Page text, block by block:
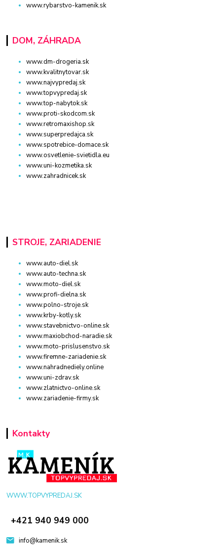
www.rybarstvo-kamenik.sk
DOM, ZÁHRADA
www.dm-drogeria.sk
www.kvalitnytovar.sk
www.najvypredaj.sk
www.topvypredaj.sk
www.top-nabytok.sk
www.proti-skodcom.sk
www.retromaxishop.sk
www.superpredajca.sk
www.spotrebice-domace.sk
www.osvetlenie-svietidla.eu
www.uni-kozmetika.sk
www.zahradnicek.sk
STROJE, ZARIADENIE
www.auto-diel.sk
www.auto-techna.sk
www.moto-diel.sk
www.profi-dielna.sk
www.polno-stroje.sk
www.krby-kotly.sk
www.stavebnictvo-online.sk
www.maxiobchod-naradie.sk
www.moto-prislusenstvo.sk
www.firemne-zariadenie.sk
www.nahradnediely.online
www.uni-zdrav.sk
www.zlatnictvo-online.sk
www.zariadenie-firmy.sk
Kontakty
WWW.TOPVYPREDAJ.SK
+421 940 949 000
info@kamenik.sk